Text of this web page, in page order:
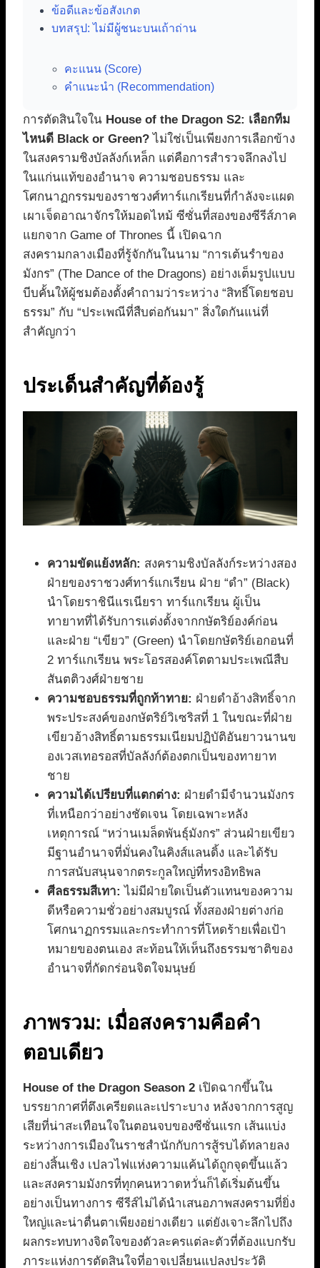
ข้อดีและข้อสังเกต
บทสรุป: ไม่มีผู้ชนะบนเถ้าถ่าน
คะแนน (Score)
คำแนะนำ (Recommendation)
การตัดสินใจใน House of the Dragon S2: เลือกทีม
ไหนดี Black or Green? ไม่ใช่เป็นเพียงการเลือกข้าง
ในสงครามชิงบัลลังก์เหล็ก แต่คือการสำรวจลึกลงไป
ในแก่นแท้ของอำนาจ ความชอบธรรม และ
โศกนาฏกรรมของราชวงศ์ทาร์แกเรียนที่กำลังจะแผด
เผาเจ็ดอาณาจักรให้มอดไหม้ ซีซั่นที่สองของซีรีส์ภาค
แยกจาก Game of Thrones นี้ เปิดฉาก
สงครามกลางเมืองที่รู้จักกันในนาม “การเต้นรำของ
มังกร” (The Dance of the Dragons) อย่างเต็มรูปแบบ
บีบคั้นให้ผู้ชมต้องตั้งคำถามว่าระหว่าง “สิทธิ์โดยชอบ
ธรรม” กับ “ประเพณีที่สืบต่อกันมา” สิ่งใดกันแน่ที่
สำคัญกว่า
ประเด็นสำคัญที่ต้องรู้
ความขัดแย้งหลัก: สงครามชิงบัลลังก์ระหว่างสอง
ฝ่ายของราชวงศ์ทาร์แกเรียน ฝ่าย “ดำ” (Black)
นำโดยราชินีแรเนียรา ทาร์แกเรียน ผู้เป็น
ทายาทที่ได้รับการแต่งตั้งจากกษัตริย์องค์ก่อน
และฝ่าย “เขียว” (Green) นำโดยกษัตริย์เอกอนที่
2 ทาร์แกเรียน พระโอรสองค์โตตามประเพณีสืบ
สันตติวงศ์ฝ่ายชาย
ความชอบธรรมที่ถูกท้าทาย: ฝ่ายดำอ้างสิทธิ์จาก
พระประสงค์ของกษัตริย์วิเซริสที่ 1 ในขณะที่ฝ่าย
เขียวอ้างสิทธิ์ตามธรรมเนียมปฏิบัติอันยาวนานข
องเวสเทอรอสที่บัลลังก์ต้องตกเป็นของทายาท
ชาย
ความได้เปรียบที่แตกต่าง: ฝ่ายดำมีจำนวนมังกร
ที่เหนือกว่าอย่างชัดเจน โดยเฉพาะหลัง
เหตุการณ์ “หว่านเมล็ดพันธุ์มังกร” ส่วนฝ่ายเขียว
มีฐานอำนาจที่มั่นคงในคิงส์แลนดิ้ง และได้รับ
การสนับสนุนจากตระกูลใหญ่ที่ทรงอิทธิพล
ศีลธรรมสีเทา: ไม่มีฝ่ายใดเป็นตัวแทนของความ
ดีหรือความชั่วอย่างสมบูรณ์ ทั้งสองฝ่ายต่างก่อ
โศกนาฏกรรมและกระทำการที่โหดร้ายเพื่อเป้า
หมายของตนเอง สะท้อนให้เห็นถึงธรรมชาติของ
อำนาจที่กัดกร่อนจิตใจมนุษย์
ภาพรวม: เมื่อสงครามคือคำ
ตอบเดียว
House of the Dragon Season 2 เปิดฉากขึ้นใน
บรรยากาศที่ตึงเครียดและเปราะบาง หลังจากการสูญ
เสียที่น่าสะเทือนใจในตอนจบของซีซั่นแรก เส้นแบ่ง
ระหว่างการเมืองในราชสำนักกับการสู้รบได้ทลายลง
อย่างสิ้นเชิง เปลวไฟแห่งความแค้นได้ถูกจุดขึ้นแล้ว
และสงครามมังกรที่ทุกคนหวาดหวั่นก็ได้เริ่มต้นขึ้น
อย่างเป็นทางการ ซีรีส์ไม่ได้นำเสนอภาพสงครามที่ยิ่ง
ใหญ่และน่าตื่นตาเพียงอย่างเดียว แต่ยังเจาะลึกไปถึง
ผลกระทบทางจิตใจของตัวละครแต่ละตัวที่ต้องแบกรับ
ภาระแห่งการตัดสินใจที่อาจเปลี่ยนแปลงประวัติ